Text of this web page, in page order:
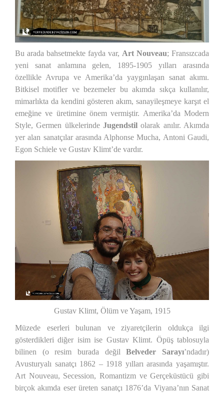
Bu arada bahsetmekte fayda var, Art Nouveau; Fransızcada
yeni sanat anlamına gelen, 1895-1905 yılları arasında
özellikle Avrupa ve Amerika’da yaygınlaşan sanat akımı.
Bitkisel motifler ve bezemeler bu akımda sıkça kullanılır,
mimarlıkta da kendini gösteren akım, sanayileşmeye karşıt el
emeğine ve üretimine önem vermiştir. Amerika’da Modern
Style, Germen ülkelerinde Jugendstil olarak anılır. Akımda
yer alan sanatçılar arasında Alphonse Mucha, Antoni Gaudi,
Egon Schiele ve Gustav Klimt’de vardır.
Gustav Klimt, Ölüm ve Yaşam, 1915
Müzede eserleri bulunan ve ziyaretçilerin oldukça ilgi
gösterdikleri diğer isim ise Gustav Klimt. Öpüş tablosuyla
bilinen (o resim burada değilBelveder Sarayı’ndadır)
Avusturyalı sanatçı 1862 – 1918 yılları arasında yaşamıştır.
Art Nouveau, Secession, Romantizm ve Gerçeküstücü gibi
birçok akımda eser üreten sanatçı 1876’da Viyana’nın Sanat